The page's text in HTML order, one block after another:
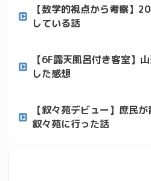
【数学的視点から考察】
している話
【6F露天風呂付き客室】
した感想
【叙々苑デビュー】庶民が
叙々苑に行った話